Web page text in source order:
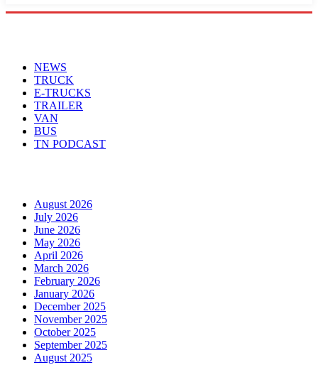
NEWS
TRUCK
E-TRUCKS
TRAILER
VAN
BUS
TN PODCAST
August 2026
July 2026
June 2026
May 2026
April 2026
March 2026
February 2026
January 2026
December 2025
November 2025
October 2025
September 2025
August 2025